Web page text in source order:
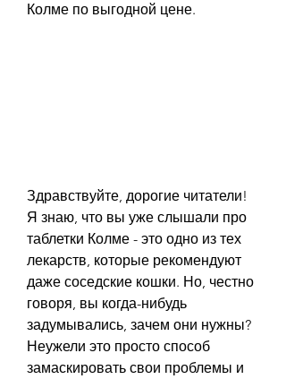
Колме по выгодной цене.
Здравствуйте, дорогие читатели!
Я знаю, что вы уже слышали про
таблетки Колме - это одно из тех
лекарств, которые рекомендуют
даже соседские кошки. Но, честно
говоря, вы когда-нибудь
задумывались, зачем они нужны?
Неужели это просто способ
замаскировать свои проблемы и